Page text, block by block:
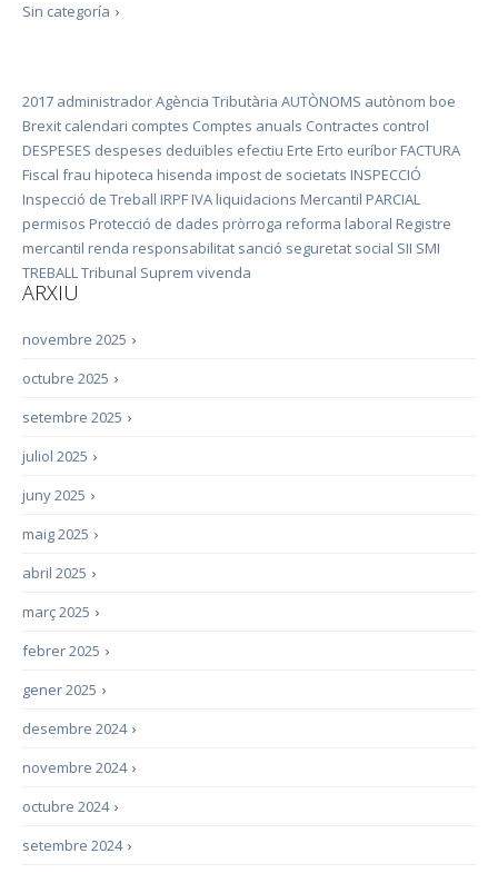
›
Sin categoría
2017 administradorAgència Tributària AUTÒNOMS autònom boe
Brexit calendari comptes Comptes anuals Contractes control
DESPESES despeses deduïbles efectiu Erte Erto euríbor FACTURA
Fiscal frau hipoteca hisenda impost de societats INSPECCIÓ
Inspecció de Treball IRPF IVA liquidacions Mercantil PARCIAL
permisos Protecció de dades pròrroga reforma laboral Registre
mercantil renda responsabilitat sanció seguretat social SII SMI
TREBALLTribunal Suprem vivenda
ARXIU
›
novembre 2025
›
octubre 2025
›
setembre 2025
›
juliol 2025
›
juny 2025
›
maig 2025
›
abril 2025
›
març 2025
›
febrer 2025
›
gener 2025
›
desembre 2024
›
novembre 2024
›
octubre 2024
›
setembre 2024